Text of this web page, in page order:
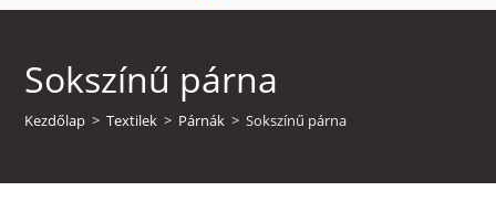
Sokszínű párna
Kezdőlap > Textilek > Párnák > Sokszínű párna